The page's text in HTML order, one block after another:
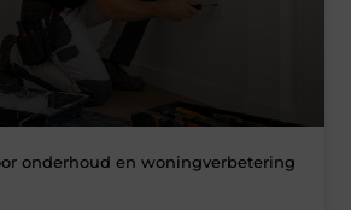
onderhoud en woningverbetering